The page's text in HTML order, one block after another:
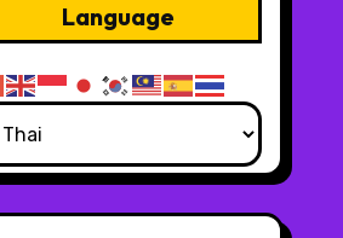
Language